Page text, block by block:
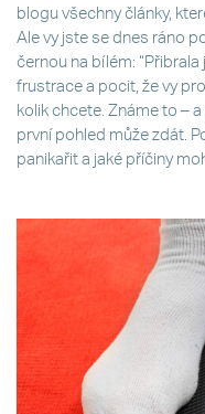
blogu všechny články,
Ale vy jste se dnes ráno
černou na bílém:
frustrace a pocit, že vy
kolik chcete. Známe to –
první pohled může zdát.
panikařit a jaké příčiny